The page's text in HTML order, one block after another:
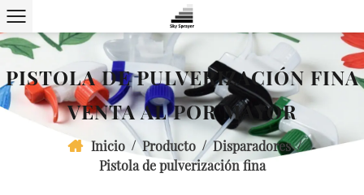
PISTOLA DE PULVERIZACIÓN FINA
VENTA AL POR MAYOR
Inicio / Producto / Disparadores /
Pistola de pulverización fina